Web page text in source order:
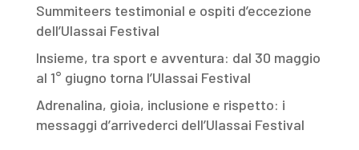
Summiteers testimonial e ospiti d’eccezione
dell’Ulassai Festival
Insieme, tra sport e avventura: dal 30 maggio
al 1° giugno torna l’Ulassai Festival
Adrenalina, gioia, inclusione e rispetto: i
messaggi d’arrivederci dell’Ulassai Festival